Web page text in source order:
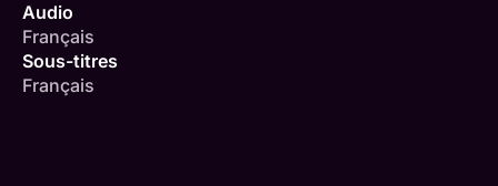
Audio
Français
Sous-titres
Français